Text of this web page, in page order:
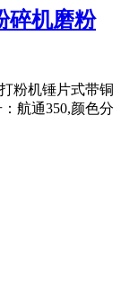
碎机磨粉
粉机锤片式带铜
航通350,颜色分